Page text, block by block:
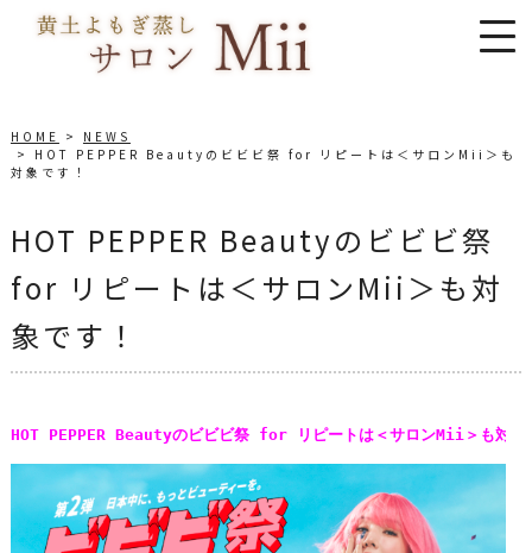
HOME
NEWS
HOT PEPPER Beautyのビビビ祭 for リピートは＜サロンMii＞も
対象です！
HOT PEPPER Beautyのビビビ祭
for リピートは＜サロンMii＞も対
象です！
HOT PEPPER Beautyのビビビ祭 for リピートは＜サロンMii＞も対象